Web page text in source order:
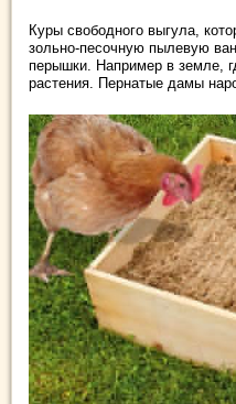
Куры свободного выгула,
зольно-песочную пылевую
перышки. Например в земле,
растения. Пернатые дамы